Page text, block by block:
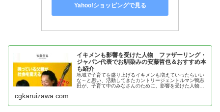
Yahoo!ショッピングで見る
イキメンも影響を受けた人物 ファザーリング・
ジャパン代表でお馴染みの安藤哲也＆おすすめ本
も紹介
地域で子育てを盛り上げるイキメンも増えていったらいい
な～と思い、活動してきたカントリージェントルマン鴨志
田が、子育て中のみなさんのために、影響を受けた人物、
cgkaruizawa.com